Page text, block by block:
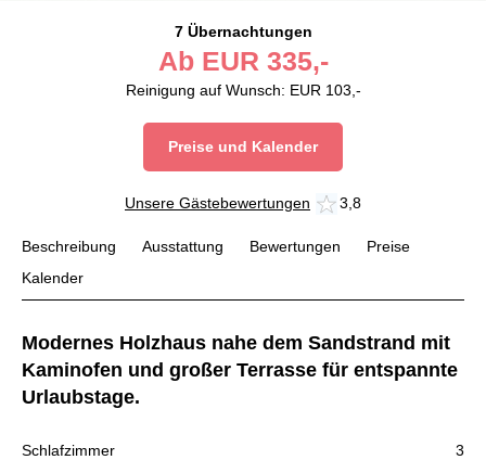
7 Übernachtungen
Ab EUR 335,-
Reinigung auf Wunsch: EUR 103,-
Preise und Kalender
Unsere Gästebewertungen 3,8
Beschreibung Ausstattung Bewertungen
Preise
Kalender
Modernes Holzhaus nahe dem Sandstrand mit
Kaminofen und großer Terrasse für entspannte
Urlaubstage.
Schlafzimmer
3